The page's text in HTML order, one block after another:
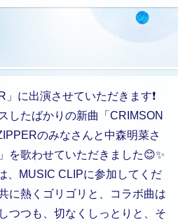
に出演させていただきます❗️
したばかりの新曲「CRIMSON
のみなさんと中森明菜さ
を歌わせていただきました😊✨
、MUSIC CLIPに参加してくだ
に熱くゴリゴリと、コラボ曲は
つつも、切なくしっとりと、そ